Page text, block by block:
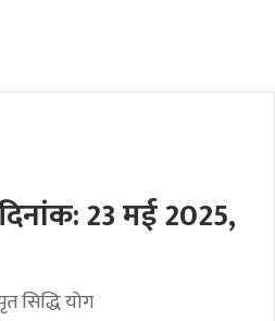
23 मई 2025,
सिद्धि योग